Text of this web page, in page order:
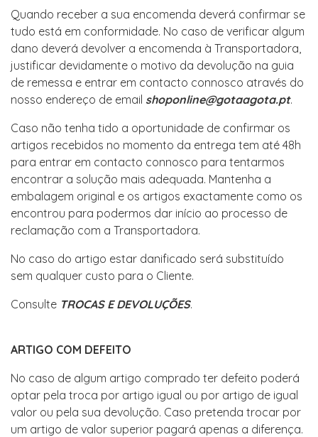
Quando receber a sua encomenda deverá confirmar se
tudo está em conformidade. No caso de verificar algum
dano deverá devolver a encomenda à Transportadora,
justificar devidamente o motivo da devolução na guia
de remessa e entrar em contacto connosco através do
nosso endereço de email shoponline@gotaagota.pt.
Caso não tenha tido a oportunidade de confirmar os
artigos recebidos no momento da entrega tem até 48h
para entrar em contacto connosco para tentarmos
encontrar a solução mais adequada. Mantenha a
embalagem original e os artigos exactamente como os
encontrou para podermos dar início ao processo de
reclamação com a Transportadora.
No caso do artigo estar danificado será substituído
sem qualquer custo para o Cliente.
Consulte TROCAS E DEVOLUÇÕES.
ARTIGO COM DEFEITO
No caso de algum artigo comprado ter defeito poderá
optar pela troca por artigo igual ou por artigo de igual
valor ou pela sua devolução. Caso pretenda trocar por
um artigo de valor superior pagará apenas a diferença.